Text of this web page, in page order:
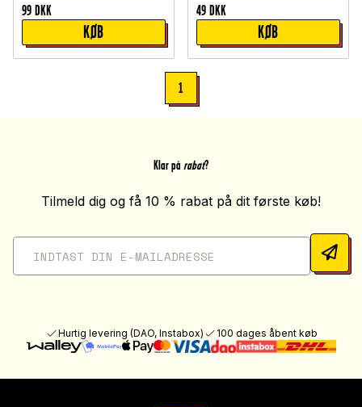
99 DKK
KØB
49 DKK
KØB
1
Klar på rabat?
Tilmeld dig og få 10 % rabat på dit første køb!
Hurtig levering (DAO, Instabox) 100 dages åbent køb